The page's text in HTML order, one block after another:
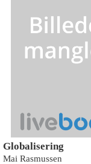
Globalisering
Mai Rasmussen